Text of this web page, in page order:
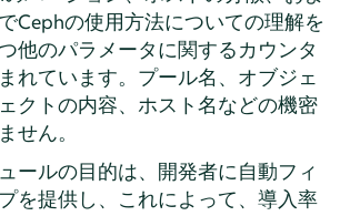
Cephの使用方法についての理解を
他のパラメータに関するカウンタ
れています。プール名、オブジェ
クトの内容、ホスト名などの機密
せん。
ールの目的は、開発者に自動フィ
を提供し、これによって、導入率